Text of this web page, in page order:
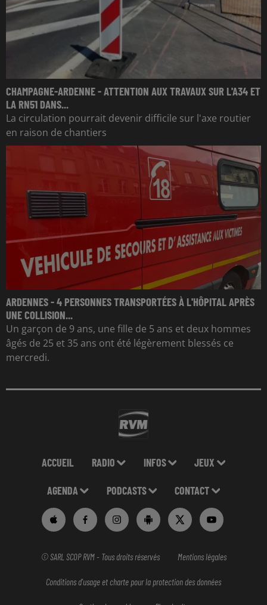
CHAMPAGNE-ARDENNE - ATTENTION AUX TRAVAUX SUR L'A34 ET
LA RN51 DANS...
La circulation pourrait devenir difficile sur l'axe routier
en raison de chantiers
ARDENNES - 4 PERSONNES TRANSPORTÉES À L'HÔPITAL APRÈS
UNE COLLISION...
Un garçon de 9 ans, une fille de 5 ans et deux hommes
âgés de 25 et 35 ans ont été légèrement blessés ce
mercredi.
ACCUEIL RADIO INFOS JEUX
AGENDA PODCASTS CONTACT
© SARL SCOP RVM - Tous droits réservés Mentions légales
Conditions d'usage et charte pour la protection des données